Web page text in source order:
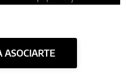
ASOCIARTE